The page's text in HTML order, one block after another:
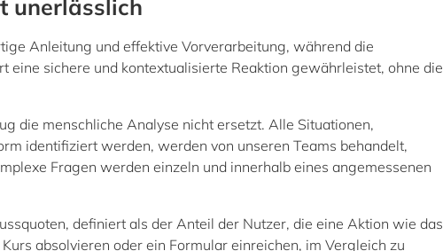
unerlässlich
Anleitung und effektive Vorverarbeitung, während die
eine sichere und kontextualisierte Reaktion gewährleistet, ohne die
die menschliche Analyse nicht ersetzt. Alle Situationen,
identifiziert werden, werden von unseren Teams behandelt,
Fragen werden einzeln und innerhalb eines angemessenen
definiert als der Anteil der Nutzer, die eine Aktion wie das
absolvieren oder ein Formular einreichen, im Vergleich zu